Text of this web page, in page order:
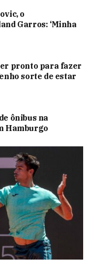
o
Garros: ‘Minha
pronto para fazer
sorte de estar
ônibus na
Hamburgo